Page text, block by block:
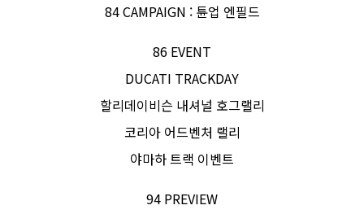
84 CAMPAIGN : 튠업 엔필드
86 EVENT
DUCATI TRACKDAY
할리데이비슨 내셔널 호그랠리
코리아 어드벤처 랠리
야마하 트랙 이벤트
94 PREVIEW